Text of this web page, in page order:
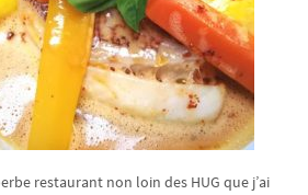
restaurant non loin des HUG que j’ai